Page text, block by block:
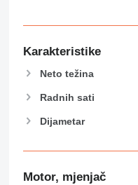
Karakteristike
Neto težina
Radnih sati
Dijametar
Motor, mjenjač